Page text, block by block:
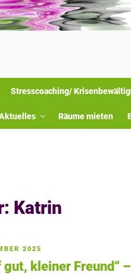
Stresscoaching/
Räume mieten
» Home »
Katrin
2025
gut, kleiner Freund“